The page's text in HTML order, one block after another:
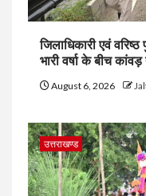
जिलाधिकारी एवं
भारी वर्षा के बीच
August 6, 2026
उत्तराखण्ड